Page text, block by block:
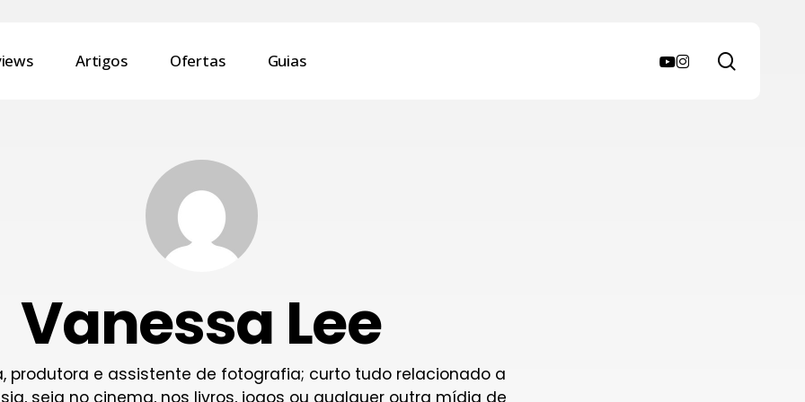
Artigos Ofertas Guias youtube
instagram
Vanessa Lee
produtora e assistente de fotografia; curto tudo relacionado a
seja no cinema, nos livros, jogos ou qualquer outra mídia de